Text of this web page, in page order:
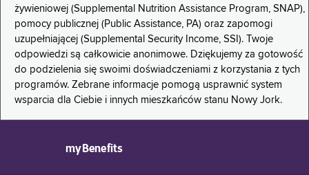
żywieniowej (Supplemental Nutrition Assistance Program, SNAP),
pomocy publicznej (Public Assistance, PA) oraz zapomogi
uzupełniającej (Supplemental Security Income, SSI). Twoje
odpowiedzi są całkowicie anonimowe. Dziękujemy za gotowość
do podzielenia się swoimi doświadczeniami z korzystania z tych
programów. Zebrane informacje pomogą usprawnić system
wsparcia dla Ciebie i innych mieszkańców stanu Nowy Jork.
myBenefits